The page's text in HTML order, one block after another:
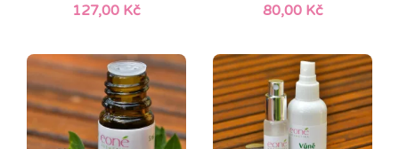
127,00 Kč 80,00 Kč